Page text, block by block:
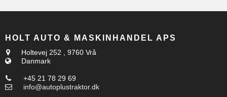
HOLT AUTO & MASKINHANDEL APS
Holtevej 252
9760 Vrå
Danmark
+45 21 78 29 69
info@autoplustraktor.dk